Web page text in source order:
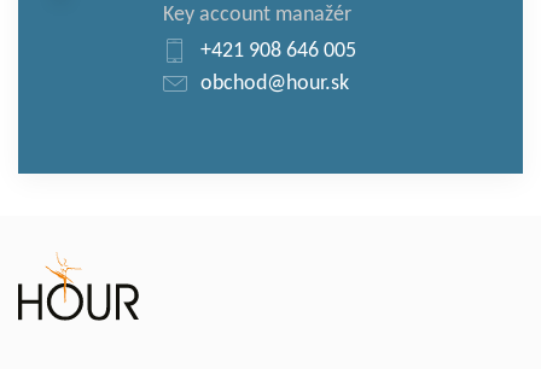
Key account manažér
+421 908 646 005
obchod@hour.sk